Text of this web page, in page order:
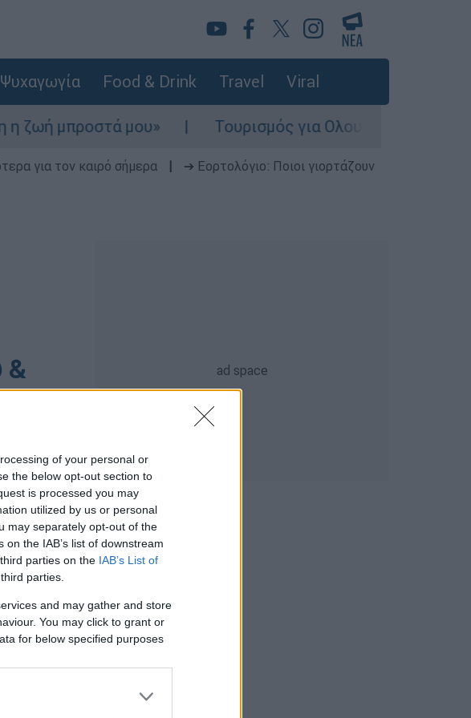
of your personal or
the below opt-out section to
is processed you may
utilized by us or personal
may separately opt-out of the
the IAB’s list of downstream
parties on the IAB’s List of
parties.
and may gather and store
You may click to grant or
for below specified purposes
Ψυχαγωγία Food & Drink Travel Viral
μπροστά μου» Τουρισμός για Ολους 2026-2027: Τα
για τον καιρό σήμερα
➔ Εορτολόγιο: Ποιοι γιορτάζουν
&